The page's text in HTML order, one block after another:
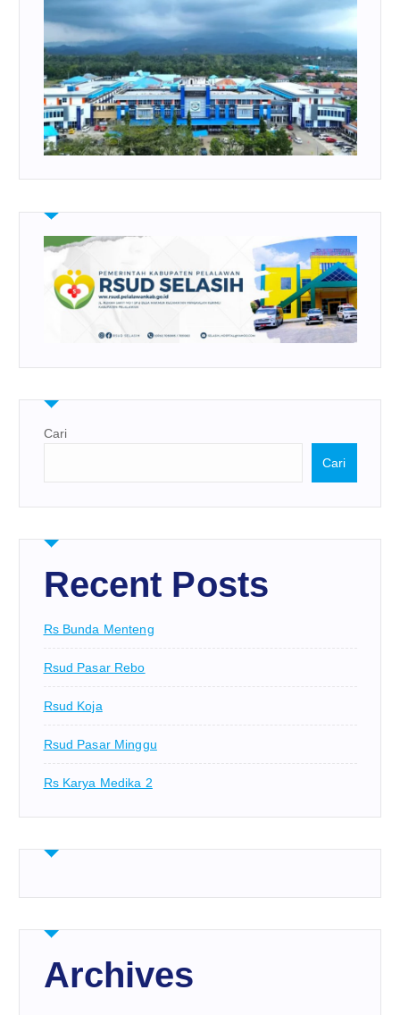
Cari
Cari
Recent Posts
Rs Bunda Menteng
Rsud Pasar Rebo
Rsud Koja
Rsud Pasar Minggu
Rs Karya Medika 2
Archives